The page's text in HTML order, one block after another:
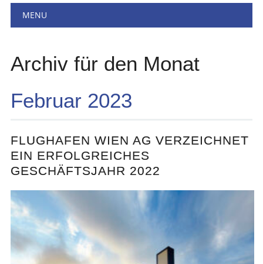
Hauptmenü
MENU
Archiv für den Monat
Februar 2023
FLUGHAFEN WIEN AG VERZEICHNET
EIN ERFOLGREICHES
GESCHÄFTSJAHR 2022